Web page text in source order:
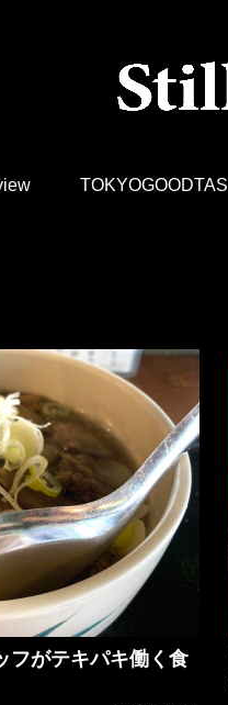
フがテキパキ働く食